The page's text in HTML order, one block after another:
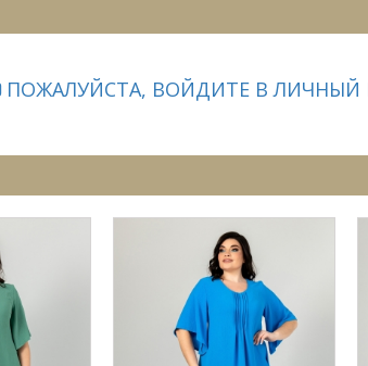
ПОЖАЛУЙСТА, ВОЙДИТЕ В ЛИЧНЫЙ